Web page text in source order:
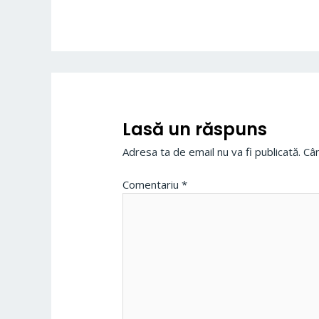
Lasă un răspuns
Adresa ta de email nu va fi publicată.
Comentariu*